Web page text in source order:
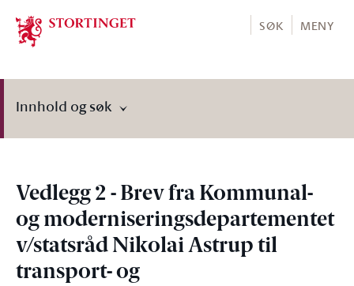
Stortinget.no
SØK MENY
Innhold og søk
Vedlegg 2 - Brev fra Kommunal-
og moderniseringsdepartementet
v/statsråd Nikolai Astrup til
transport- og